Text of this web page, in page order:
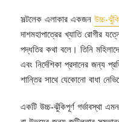
সল্টলেক এলাকার একজনউচ্চ-
দাশমহাপাত্রের খ্যাতি রোগীর
পদ্ধতির কথা বলে। তিনি
এবং নির্দেশিকা প্রদানের জন্য
শান্তির সাথে যেকোনো বাধা
একটি উচ্চ-ঝুঁকিপূর্ণ গর্ভাবস্থা